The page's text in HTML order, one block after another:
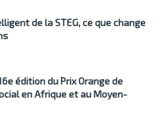
de la STEG, ce que change
édition du Prix Orange de
en Afrique et au Moyen-